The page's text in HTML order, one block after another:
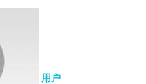
用户